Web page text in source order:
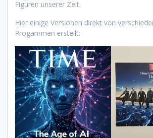
Figuren unserer Zeit.
Hier einige Versionen direkt von
Progammen erstellt: